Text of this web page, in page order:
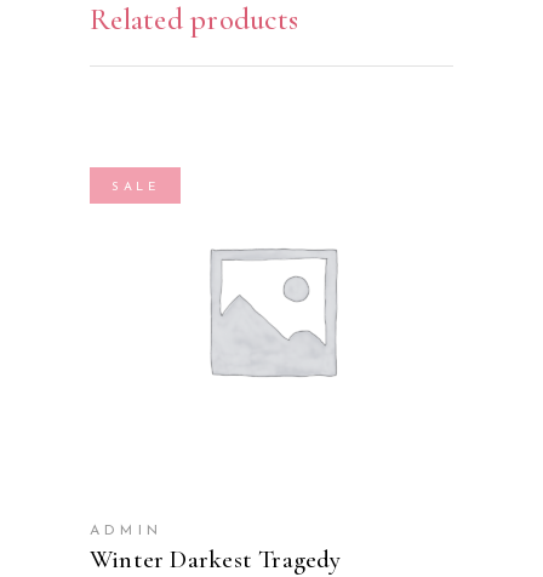
Related products
SALE
ADD TO CART
ADMIN
Winter Darkest Tragedy